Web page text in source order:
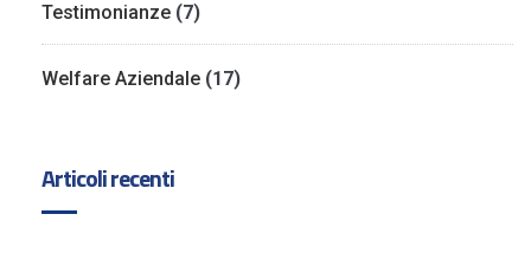
Testimonianze (7)
Welfare Aziendale (17)
Articoli recenti